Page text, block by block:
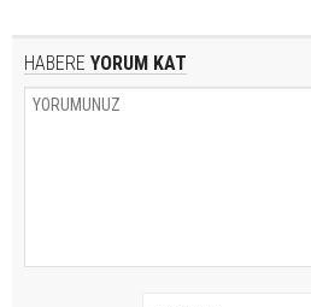
HABERE YORUM KAT